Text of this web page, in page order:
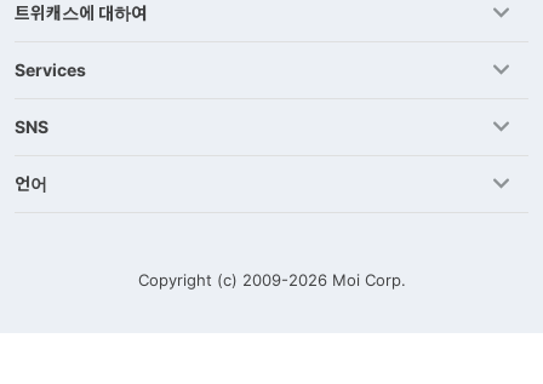
트위캐스에 대하여
Services
SNS
언어
Copyright (c) 2009-2026 Moi Corp.